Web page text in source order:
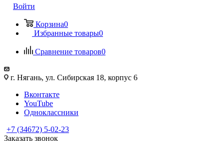
Войти
Корзина0
Избранные товары0
Сравнение товаров0
г. Нягань, ул. Сибирская 18, корпус 6
Вконтакте
YouTube
Одноклассники
+7 (34672) 5-02-23
Заказать звонок